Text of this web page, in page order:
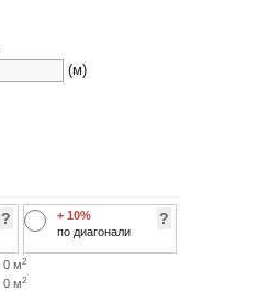
(м)
?
+ 10%
по диагонали
?
0 м2
0 м2